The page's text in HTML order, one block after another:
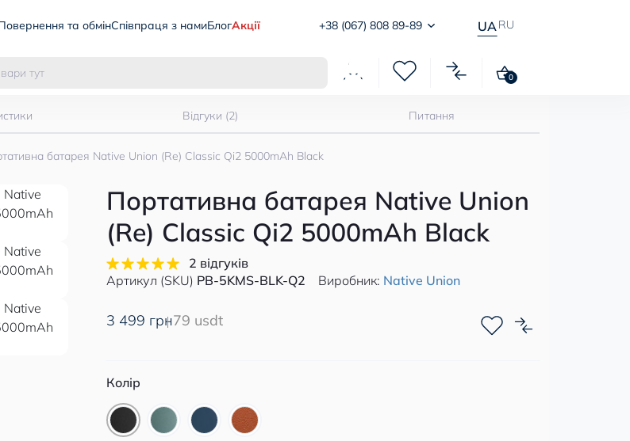
та обмінСпівпраця з намиБлогАкції +38 (067) 808 89-89 UA RU
0
батарея Native Union (Re) Classic Qi2 5000mAh Black
Відгуки (2) Питання
Портативна батарея Native Union
(Re) Classic Qi2 5000mAh Black
2 відгуків
Артикул (SKU) PB-5KMS-BLK-Q2 Виробник: Native Union
3 499 грн79 usdt
Колір